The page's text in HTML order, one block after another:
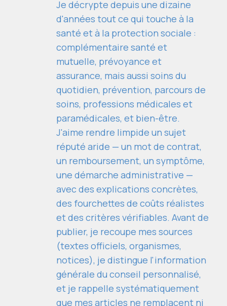
Je décrypte depuis une dizaine
d'années tout ce qui touche à la
santé et à la protection sociale :
complémentaire santé et
mutuelle, prévoyance et
assurance, mais aussi soins du
quotidien, prévention, parcours de
soins, professions médicales et
paramédicales, et bien-être.
J'aime rendre limpide un sujet
réputé aride — un mot de contrat,
un remboursement, un symptôme,
une démarche administrative —
avec des explications concrètes,
des fourchettes de coûts réalistes
et des critères vérifiables. Avant de
publier, je recoupe mes sources
(textes officiels, organismes,
notices), je distingue l'information
générale du conseil personnalisé,
et je rappelle systématiquement
que mes articles ne remplacent ni